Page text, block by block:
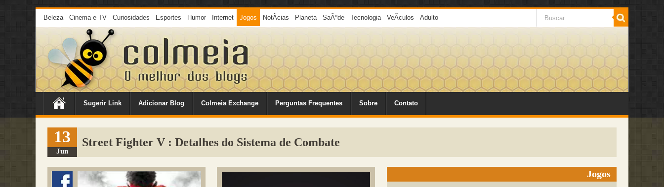
Beleza Cinema e TV Curiosidades Esportes Humor Internet Jogos NotÃ­cias Planeta SaÃºde Tecnologia VeÃ­culos Adulto
Sugerir Link Adicionar Blog Colmeia Exchange Perguntas Frequentes Sobre Contato
13
Jun
Street Fighter V : Detalhes do Sistema de Combate
Jogos